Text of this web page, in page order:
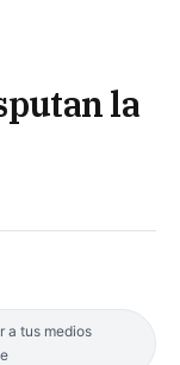
la
a tus medios